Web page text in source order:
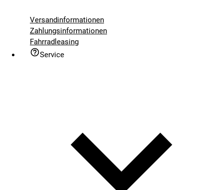
Versandinformationen
Zahlungsinformationen
Fahrradleasing
Service